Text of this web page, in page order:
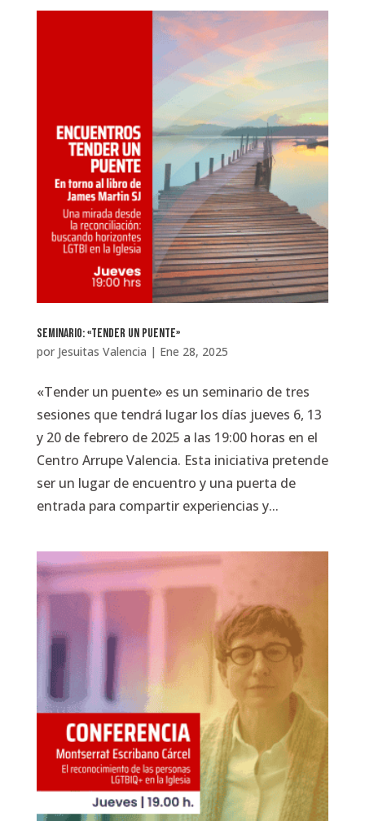
Seminario: «Tender un Puente»
por Jesuitas Valencia | Ene 28, 2025
«Tender un puente» es un seminario de tres
sesiones que tendrá lugar los días jueves 6, 13
y 20 de febrero de 2025 a las 19:00 horas en el
Centro Arrupe Valencia. Esta iniciativa pretende
ser un lugar de encuentro y una puerta de
entrada para compartir experiencias y...